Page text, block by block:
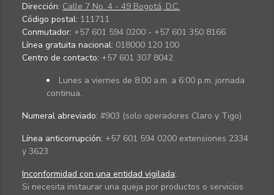
Dirección: Calle 7 No. 4 - 49 Bogotá, D.C.
Código postal: 111711
Conmutador: +57 601 594 0200 - +57 601 350 8166
Línea gratuita nacional: 018000 120 100
Centro de contacto: +57 601 307 8042
Lunes a viernes de 8:00 a.m. a 6:00 p.m. jornada
continua.
Numeral abreviado: #903 (solo operadores Claro y Tigo)
Línea anticorrupción: +57 601 594 0200 extensiones 2334
y 3623
Inconformidad con una entidad vigilada:
Si necesita instaurar una queja por productos o servicios